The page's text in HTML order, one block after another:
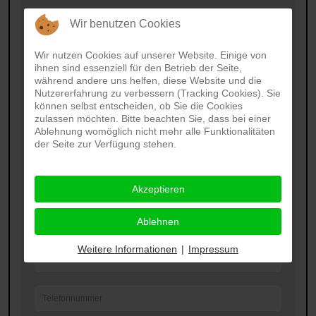
Wir benutzen Cookies
Wir nutzen Cookies auf unserer Website. Einige von
ihnen sind essenziell für den Betrieb der Seite,
während andere uns helfen, diese Website und die
Nutzererfahrung zu verbessern (Tracking Cookies). Sie
können selbst entscheiden, ob Sie die Cookies
zulassen möchten. Bitte beachten Sie, dass bei einer
Ablehnung womöglich nicht mehr alle Funktionalitäten
der Seite zur Verfügung stehen.
Akzeptieren
Ablehnen
Weitere Informationen | Impressum